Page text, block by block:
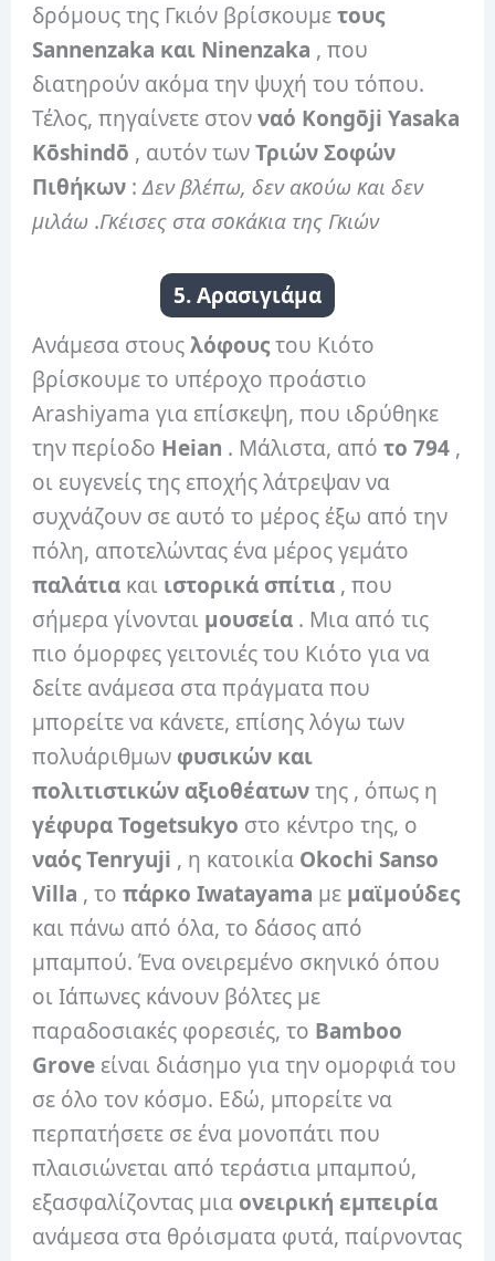
δρόμους της Γκιόν βρίσκουμετους
Sannenzaka και Ninenzaka , που
διατηρούν ακόμα την ψυχή του τόπου.
Τέλος, πηγαίνετε στονναό Kongōji Yasaka
Kōshindō , αυτόν τωνΤριών Σοφών
Πιθήκων :Δεν βλέπω, δεν ακούω και δεν
μιλάω .Γκέισες στα σοκάκια της Γκιών
5. Αρασιγιάμα
Ανάμεσα στουςλόφουςτου Κιότο
βρίσκουμε το υπέροχο προάστιο
Arashiyama για επίσκεψη, που ιδρύθηκε
την περίοδο Heian . Μάλιστα, απότο 794 ,
οι ευγενείς της εποχής λάτρεψαν να
συχνάζουν σε αυτό το μέρος έξω από την
πόλη, αποτελώντας ένα μέρος γεμάτο
παλάτια και ιστορικά σπίτια , που
σήμερα γίνονται μουσεία . Μια από τις
πιο όμορφες γειτονιές του Κιότο για να
δείτε ανάμεσα στα πράγματα που
μπορείτε να κάνετε, επίσης λόγω των
πολυάριθμων φυσικών και
πολιτιστικών αξιοθέατωντης , όπως η
γέφυρα Togetsukyo στο κέντρο της, ο
ναός Tenryuji , η κατοικία Okochi Sanso
Villa , τοπάρκο Iwatayama με μαϊμούδες
και πάνω από όλα, το δάσος από
μπαμπού. Ένα ονειρεμένο σκηνικό όπου
οι Ιάπωνες κάνουν βόλτες με
παραδοσιακές φορεσιές, το Bamboo
Grove είναι διάσημο για την ομορφιά του
σε όλο τον κόσμο. Εδώ, μπορείτε να
περπατήσετε σε ένα μονοπάτι που
πλαισιώνεται από τεράστια μπαμπού,
εξασφαλίζοντας μια ονειρική εμπειρία
ανάμεσα στα θρόισματα φυτά, παίρνοντας